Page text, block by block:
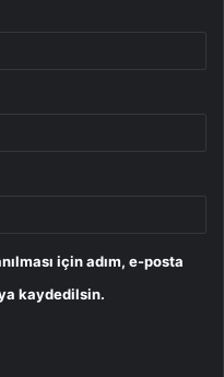
için adım, e-posta
kaydedilsin.